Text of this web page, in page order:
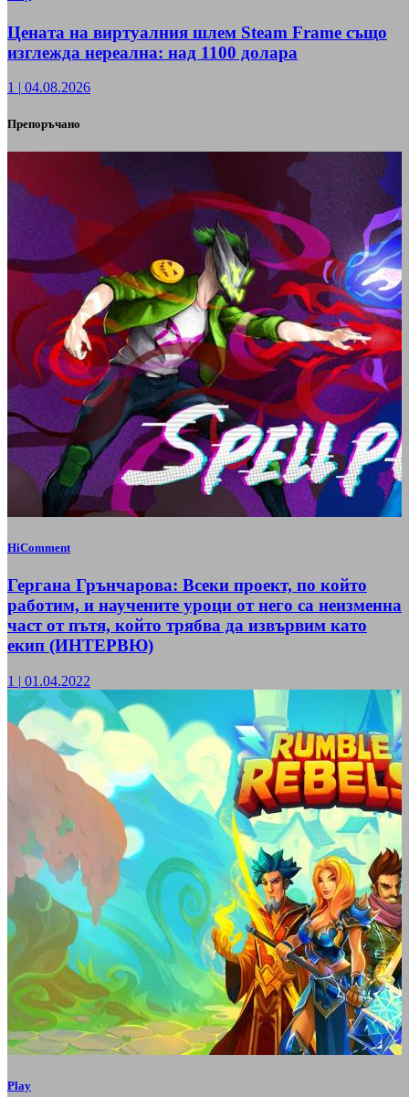
Цената на виртуалния шлем Steam Frame също
изглежда нереална: над 1100 долара
1 | 04.08.2026
Препоръчано
HiComment
Гергана Грънчарова: Всеки проект, по който
работим, и научените уроци от него са неизменна
част от пътя, който трябва да извървим като
екип (ИНТЕРВЮ)
1 | 01.04.2022
Play